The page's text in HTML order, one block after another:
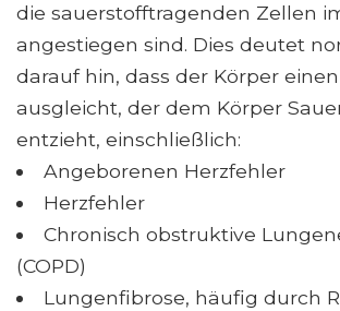
die sauerstofftragenden Zellen
angestiegen sind. Dies deutet
darauf hin, dass der Körper
ausgleicht, der dem Körper
entzieht, einschließlich:
Angeborenen Herzfehler
Herzfehler
Chronisch obstruktive
(COPD)
Lungenfibrose, häufig durch